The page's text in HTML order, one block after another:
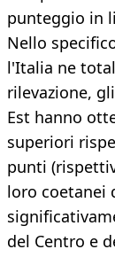
punteggio in
Nello
l'Italia ne
rilevazione,
Est hanno
superiori
punti
loro coetanei
del Centro e